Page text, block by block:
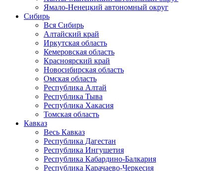
Ямало-Ненецкий автономный округ
Сибирь
Вся Сибирь
Алтайский край
Иркутская область
Кемеровская область
Красноярский край
Новосибирская область
Омская область
Республика Алтай
Республика Тыва
Республика Хакасия
Томская область
Кавказ
Весь Кавказ
Республика Дагестан
Республика Ингушетия
Республика Кабардино-Балкария
Республика Карачаево-Черкесия